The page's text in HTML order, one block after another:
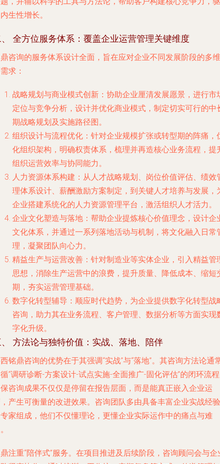
生性增长。
全方位服务体系：覆盖企业运营管理关键维度
咨询的服务体系设计全面，旨在应对企业不同发展阶段的多维
求：
战略规划与商业模式创新 ：协助企业厘清发展愿景，进行市
定位与竞争分析，设计并优化商业模式，制定切实可行的中
期战略规划及实施路径图。
组织设计与流程优化 ：针对企业规模扩张或转型期的阵痛，
化组织架构，明确权责体系，梳理并再造核心业务流程，提
组织运营效率与协同能力。
人力资源体系构建 ：从人才战略规划、岗位价值评估、绩效
理体系设计、薪酬激励方案制定，到关键人才培养与发展，
企业搭建系统化的人力资源管理平台，激活组织人才活力。
企业文化塑造与落地 ：帮助企业提炼核心价值理念，设计企
文化体系，并通过一系列落地活动与机制，将文化融入日常
理，凝聚团队向心力。
精益生产与运营改善 ：针对制造业等实体企业，引入精益管
思想，消除生产运营中的浪费，提升质量、降低成本、缩短
期，夯实运营管理基础。
数字化转型辅导 ：顺应时代趋势，为企业提供数字化转型战
咨询，助力其在业务流程、客户管理、数据分析等方面实现
字化升级。
方法论与独特价值：实战、落地、陪伴
铭鼎咨询的优势在于其强调“实战”与“落地”。其咨询方法论通
“调研诊断-方案设计-试点实施-全面推广-固化评估”的闭环流
咨询成果不仅仅是停留在报告层面，而是能真正嵌入企业运
产生可衡量的改进效果。咨询团队多由具备丰富企业实战经验
家组成，他们不仅懂理论，更懂企业实际运作中的痛点与难
注重“陪伴式”服务。在项目推进及后续阶段，咨询顾问会与企